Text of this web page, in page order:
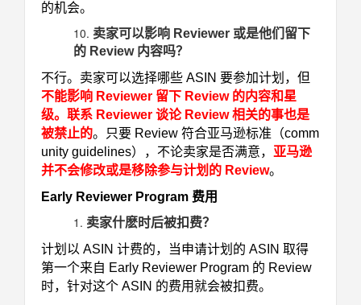
的机会。
卖家可以影响 Reviewer 或是他们留下
的 Review 内容吗？
不行。卖家可以选择哪些 ASIN 要参加计划，但
不能影响 Reviewer 留下 Review 的内容和星
级。联系 Reviewer 谈论 Review 相关的事也是
被禁止的。只要 Review 符合亚马逊标准（comm
unity guidelines），不论卖家是否满意， 亚马逊
并不会修改或是移除参与计划的 Review。
Early Reviewer Program 费用
卖家什麽时后被扣费？
计划以 ASIN 计费的，当申请计划的 ASIN 取得
第一个来自 Early Reviewer Program 的 Review
时，针对这个 ASIN 的费用就会被扣费。